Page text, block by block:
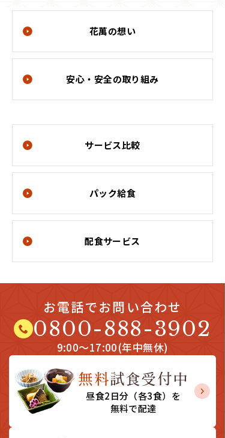
花萬の想い
安心・安全の取り組み
サービス比較
パック給食
配食サービス
お電話でお問い合わせ
0800-888-3902
9:00～17:00(年中無休)
無料試食受付中
昼食2日分（各3食） を
無料で配達